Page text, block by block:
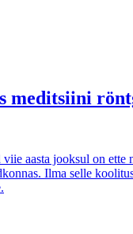
aasta jooksul on ette
Ilma selle